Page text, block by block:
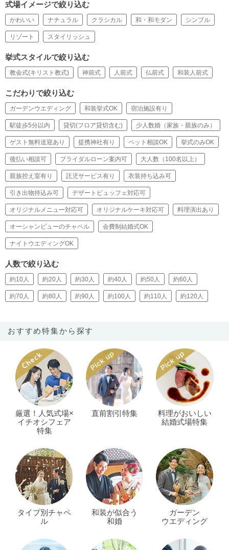
式場イメージで絞り込む
かわいい ナチュラル クラシカル 和・和モダン シンプル
リゾート スタイリッシュ
挙式スタイルで絞り込む
教会式(キリスト教式) 神前式 人前式 仏前式 和装人前式
こだわりで絞り込む
ガーデンウエディング 和装挙式OK 宿泊施設有り
駅徒歩5分以内 貸切(フロア貸切含む) 少人数婚（家族・親族のみ）
ゲスト無料送迎あり 提携神社有り ペット相談OK 挙式のみOK
後払い相談可 ブライダルローン案内可 大人数（100名以上）
親族控え室有り 託児サービス有り 衣装持ち込み可
引き出物持込み可 デザートビュッフェ対応可
オリジナルメニュー対応可 オリジナルケーキ対応可 料理演出あり
オーシャンビューのチャペル 会費制結婚式OK
ナイトウエディングOK
人数で絞り込む
約10人 約20人 約30人 約40人 約50人 約60人
約70人 約80人 約90人 約100人 約110人 約120人
おすすめ特集から探す
厳選！人気式場×
イチオシフェア
特集
直前割引特集
料理がおいしい
結婚式場特集
タイプ別チャペ
ル
和装が似合う
和婚
ガーデン
ウエディング